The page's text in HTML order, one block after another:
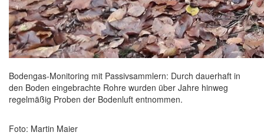
Bodengas-Monitoring mit Passivsammlern: Durch dauerhaft in
den Boden eingebrachte Rohre wurden über Jahre hinweg
regelmäßig Proben der Bodenluft entnommen.
Foto: Martin Maier